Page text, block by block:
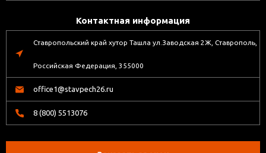
Контактная информация
Ставропольский край хутор Ташла ул.Заводская 2Ж, Ставрополь,
Российская Федерация, 355000
office1@stavpech26.ru
8 (800) 5513076